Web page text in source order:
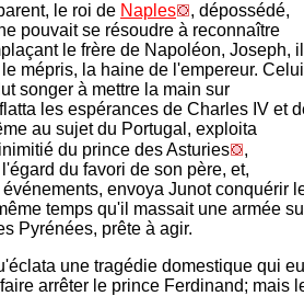
le roi de Naples
, dépossédé,
pouvait se résoudre à reconnaître
le frère de Napoléon, Joseph, il
mépris, la haine de l'empereur.
songer à mettre la main sur
les espérances de Charles IV et
au sujet du Portugal, exploita
du prince des Asturies
,
du favori de son père, et,
envoya Junot conquérir
temps qu'il massait une armée
Pyrénées, prête à agir.
une tragédie domestique qui
arrêter le prince Ferdinand; mais